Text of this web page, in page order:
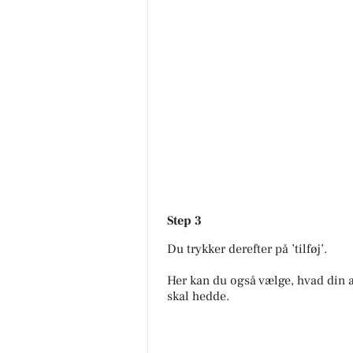
Step 3
Du trykker derefter på ’tilføj’.
Her kan du også vælge, hvad din
skal hedde.